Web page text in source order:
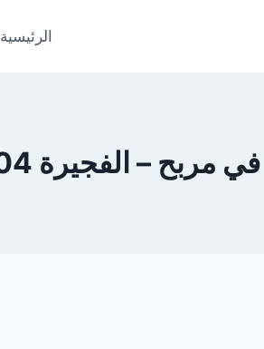
الرئيسية
الفجيرة 0553690604